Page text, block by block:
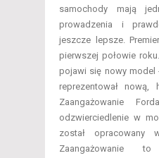
samochody mają
prowadzenia i
jeszcze lepsze.
pierwszej połowie
pojawi się nowy model
reprezentował nową,
Zaangażowanie
odzwierciedlenie w
został
Zaangażowanie